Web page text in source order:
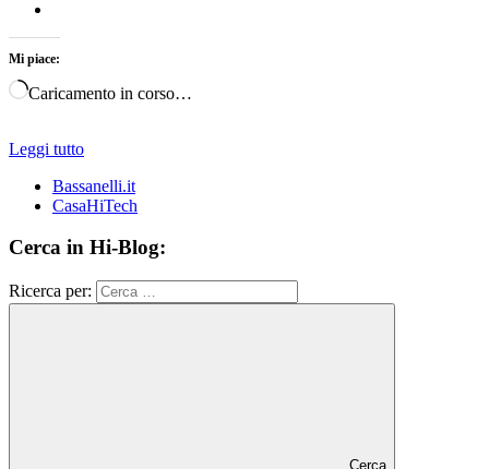
Mi piace:
Caricamento in corso…
Leggi tutto
Bassanelli.it
CasaHiTech
Cerca in Hi-Blog:
Ricerca per:
Cerca